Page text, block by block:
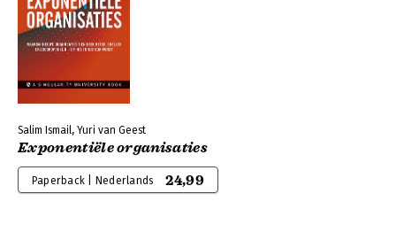
Salim Ismail, Yuri van Geest
Exponentiële organisaties
Paperback | Nederlands 24,99